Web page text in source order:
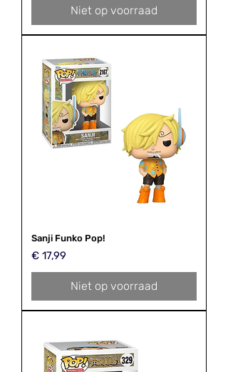
Niet op voorraad
Sanji Funko Pop!
Prijs
€ 17,99
Niet op voorraad